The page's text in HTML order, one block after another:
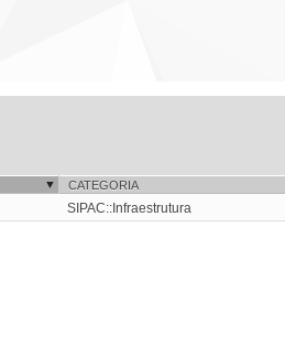
CATEGORIA
SIPAC::Infraestrutura